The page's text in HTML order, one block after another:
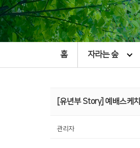
홈 자라는 숲
[유년부 Story] 예배스케
관리자